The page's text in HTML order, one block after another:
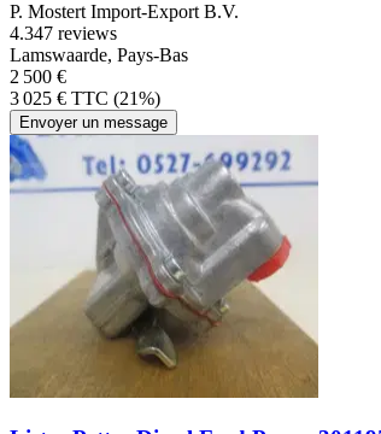
P. Mostert Import-Export B.V.
4.347 reviews
Lamswaarde, Pays-Bas
2 500 €
3 025 € TTC (21%)
Envoyer un message